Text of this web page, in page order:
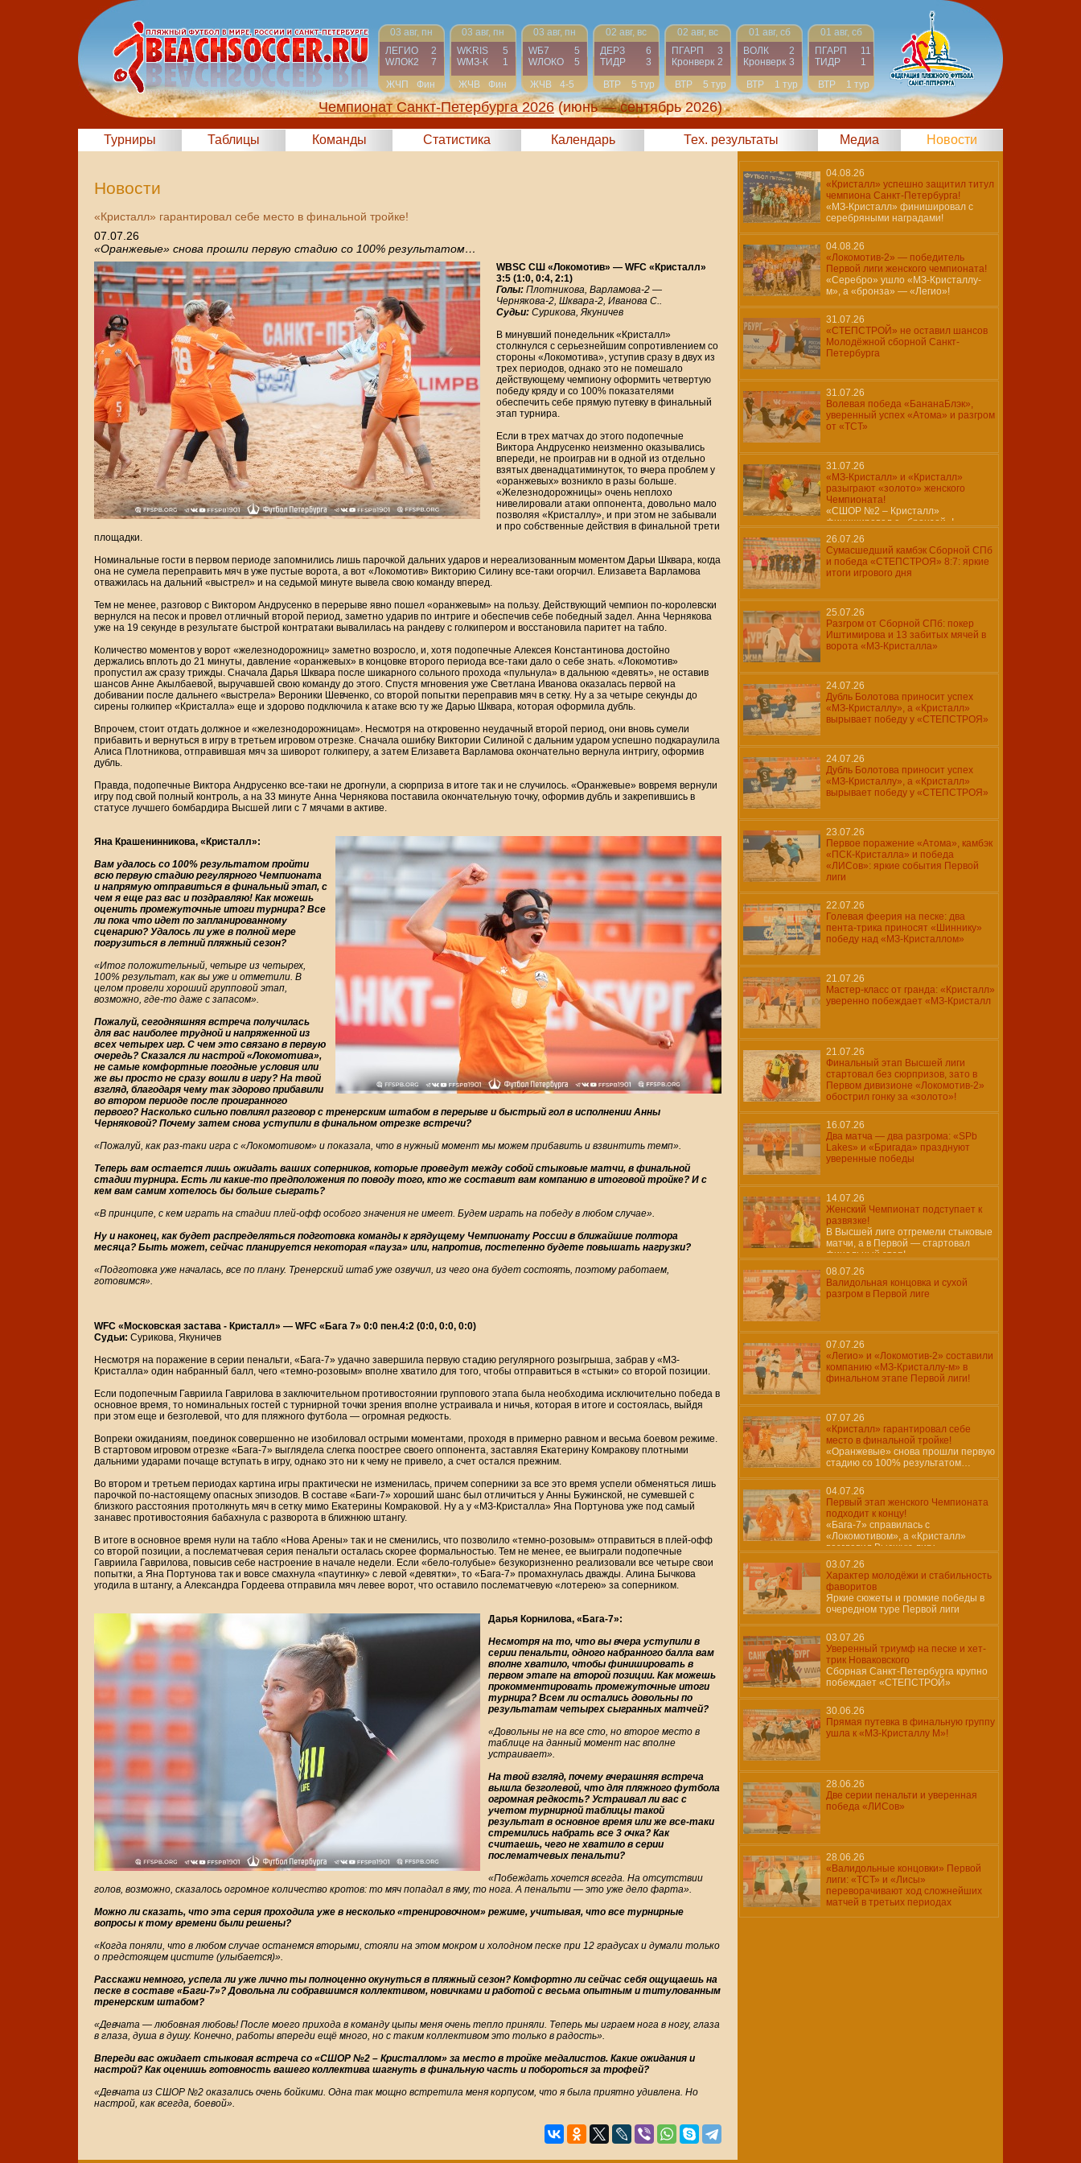
03 авг, пн
ЛЕГИО
2
WЛОК2
7
ЖЧП
Фин
03 авг, пн
WKRIS
5
WМЗ-К
1
ЖЧВ
Фин
03 авг, пн
WБ7
5
WЛОКО
5
ЖЧВ
4-5
02 авг, вс
ДЕРЗ
6
ТИДР
3
ВТР
5 тур
02 авг, вс
ПГАРП
3
Кронверк 2
ВТР
5 тур
01 авг, сб
ВОЛК
2
Кронверк 3
ВТР
1 тур
01 авг, сб
ПГАРП
11
ТИДР
1
ВТР
1 тур
Чемпионат Санкт-Петербурга 2026 (июнь — сентябрь 2026)
Турниры Таблицы Команды Статистика Календарь Тех. результаты Медиа Новости
Новости
«Кристалл» гарантировал себе место в финальной тройке!
07.07.26
«Оранжевые» снова прошли первую стадию со 100% результатом…
WBSC СШ «Локомотив» — WFC «Кристалл»
3:5 (1:0, 0:4, 2:1)
Голы: Плотникова, Варламова-2 —
Чернякова-2, Шквара-2, Иванова С..
Судьи: Сурикова, Якуничев
В минувший понедельник «Кристалл»
столкнулся с серьезнейшим сопротивлением со
стороны «Локомотива», уступив сразу в двух из
трех периодов, однако это не помешало
действующему чемпиону оформить четвертую
победу кряду и со 100% показателями
обеспечить себе прямую путевку в финальный
этап турнира.
Если в трех матчах до этого подопечные
Виктора Андрусенко неизменно оказывались
впереди, не проиграв ни в одной из отдельно
взятых двенадцатиминуток, то вчера проблем у
«оранжевых» возникло в разы больше.
«Железнодорожницы» очень неплохо
нивелировали атаки оппонента, довольно мало
позволяя «Кристаллу», и при этом не забывали
и про собственные действия в финальной трети
площадки.
Номинальные гости в первом периоде запомнились лишь парочкой дальних ударов и нереализованным моментом Дарьи Шквара, когда
она не сумела переправить мяч в уже пустые ворота, а вот «Локомотив» Викторию Силину все-таки огорчил. Елизавета Варламова
отважилась на дальний «выстрел» и на седьмой минуте вывела свою команду вперед.
Тем не менее, разговор с Виктором Андрусенко в перерыве явно пошел «оранжевым» на пользу. Действующий чемпион по-королевски
вернулся на песок и провел отличный второй период, заметно ударив по интриге и обеспечив себе победный задел. Анна Чернякова
уже на 19 секунде в результате быстрой контратаки вывалилась на рандеву с голкипером и восстановила паритет на табло.
Количество моментов у ворот «железнодорожниц» заметно возросло, и, хотя подопечные Алексея Константинова достойно
держались вплоть до 21 минуты, давление «оранжевых» в концовке второго периода все-таки дало о себе знать. «Локомотив»
пропустил аж сразу трижды. Сначала Дарья Шквара после шикарного сольного прохода «пульнула» в дальнюю «девять», не оставив
шансов Анне Акылбаевой, выручавшей свою команду до этого. Спустя мгновения уже Светлана Иванова оказалась первой на
добивании после дальнего «выстрела» Вероники Шевченко, со второй попытки переправив мяч в сетку. Ну а за четыре секунды до
сирены голкипер «Кристалла» еще и здорово подключила к атаке всю ту же Дарью Шквара, которая оформила дубль.
Впрочем, стоит отдать должное и «железнодорожницам». Несмотря на откровенно неудачный второй период, они вновь сумели
прибавить и вернуться в игру в третьем игровом отрезке. Сначала ошибку Виктории Силиной с дальним ударом успешно подкараулила
Алиса Плотникова, отправившая мяч за шиворот голкиперу, а затем Елизавета Варламова окончательно вернула интригу, оформив
дубль.
Правда, подопечные Виктора Андрусенко все-таки не дрогнули, а сюрприза в итоге так и не случилось. «Оранжевые» вовремя вернули
игру под свой полный контроль, а на 33 минуте Анна Чернякова поставила окончательную точку, оформив дубль и закрепившись в
статусе лучшего бомбардира Высшей лиги с 7 мячами в активе.
Яна Крашенинникова, «Кристалл»:
Вам удалось со 100% результатом пройти
всю первую стадию регулярного Чемпионата
и напрямую отправиться в финальный этап, с
чем я еще раз вас и поздравляю! Как можешь
оценить промежуточные итоги турнира? Все
ли пока что идет по запланированному
сценарию? Удалось ли уже в полной мере
погрузиться в летний пляжный сезон?
«Итог положительный, четыре из четырех,
100% результат, как вы уже и отметили. В
целом провели хороший групповой этап,
возможно, где-то даже с запасом».
Пожалуй, сегодняшняя встреча получилась
для вас наиболее трудной и напряженной из
всех четырех игр. С чем это связано в первую
очередь? Сказался ли настрой «Локомотива»,
не самые комфортные погодные условия или
же вы просто не сразу вошли в игру? На твой
взгляд, благодаря чему так здорово прибавили
во втором периоде после проигранного
первого? Насколько сильно повлиял разговор с тренерским штабом в перерыве и быстрый гол в исполнении Анны
Черняковой? Почему затем снова уступили в финальном отрезке встречи?
«Пожалуй, как раз-таки игра с «Локомотивом» и показала, что в нужный момент мы можем прибавить и взвинтить темп».
Теперь вам остается лишь ожидать ваших соперников, которые проведут между собой стыковые матчи, в финальной
стадии турнира. Есть ли какие-то предположения по поводу того, кто же составит вам компанию в итоговой тройке? И с
кем вам самим хотелось бы больше сыграть?
«В принципе, с кем играть на стадии плей-офф особого значения не имеет. Будем играть на победу в любом случае».
Ну и наконец, как будет распределяться подготовка команды к грядущему Чемпионату России в ближайшие полтора
месяца? Быть может, сейчас планируется некоторая «пауза» или, напротив, постепенно будете повышать нагрузки?
«Подготовка уже началась, все по плану. Тренерский штаб уже озвучил, из чего она будет состоять, поэтому работаем,
готовимся».
WFC «Московская застава - Кристалл» — WFC «Бага 7» 0:0 пен.4:2 (0:0, 0:0, 0:0)
Судьи: Сурикова, Якуничев
Несмотря на поражение в серии пенальти, «Бага-7» удачно завершила первую стадию регулярного розыгрыша, забрав у «МЗ-
Кристалла» один набранный балл, чего «темно-розовым» вполне хватило для того, чтобы отправиться в «стыки» со второй позиции.
Если подопечным Гавриила Гаврилова в заключительном противостоянии группового этапа была необходима исключительно победа в
основное время, то номинальных гостей с турнирной точки зрения вполне устраивала и ничья, которая в итоге и состоялась, выйдя
при этом еще и безголевой, что для пляжного футбола — огромная редкость.
Вопреки ожиданиям, поединок совершенно не изобиловал острыми моментами, проходя в примерно равном и весьма боевом режиме.
В стартовом игровом отрезке «Бага-7» выглядела слегка поострее своего оппонента, заставляя Екатерину Комракову плотными
дальними ударами почаще вступать в игру, однако это ни к чему не привело, а счет остался прежним.
Во втором и третьем периодах картина игры практически не изменилась, причем соперники за все это время успели обменяться лишь
парочкой по-настоящему опасных эпизодов. В составе «Баги-7» хороший шанс был отличиться у Анны Бужинской, не сумевшей с
близкого расстояния протолкнуть мяч в сетку мимо Екатерины Комраковой. Ну а у «МЗ-Кристалла» Яна Портунова уже под самый
занавес противостояния бабахнула с разворота в ближнюю штангу.
В итоге в основное время нули на табло «Нова Арены» так и не сменились, что позволило «темно-розовым» отправиться в плей-офф
со второй позиции, а послематчевая серия пенальти осталась скорее формальностью. Тем не менее, ее выиграли подопечные
Гавриила Гаврилова, повысив себе настроение в начале недели. Если «бело-голубые» безукоризненно реализовали все четыре свои
попытки, а Яна Портунова так и вовсе смахнула «паутинку» с левой «девятки», то «Бага-7» промахнулась дважды. Алина Бычкова
угодила в штангу, а Александра Гордеева отправила мяч левее ворот, что оставило послематчевую «лотерею» за соперником.
Дарья Корнилова, «Бага-7»:
Несмотря на то, что вы вчера уступили в
серии пенальти, одного набранного балла вам
вполне хватило, чтобы финишировать в
первом этапе на второй позиции. Как можешь
прокомментировать промежуточные итоги
турнира? Всем ли остались довольны по
результатам четырех сыгранных матчей?
«Довольны не на все сто, но второе место в
таблице на данный момент нас вполне
устраивает».
На твой взгляд, почему вчерашняя встреча
вышла безголевой, что для пляжного футбола
огромная редкость? Устраивал ли вас с
учетом турнирной таблицы такой
результат в основное время или же все-таки
стремились набрать все 3 очка? Как
считаешь, чего не хватило в серии
послематчевых пенальти?
«Побеждать хочется всегда. На отсутствии
голов, возможно, сказалось огромное количество кротов: то мяч попадал в яму, то нога. А пенальти — это уже дело фарта».
Можно ли сказать, что эта серия проходила уже в несколько «тренировочном» режиме, учитывая, что все турнирные
вопросы к тому времени были решены?
«Когда поняли, что в любом случае останемся вторыми, стояли на этом мокром и холодном песке при 12 градусах и думали только
о предстоящем цистите (улыбается)».
Расскажи немного, успела ли уже лично ты полноценно окунуться в пляжный сезон? Комфортно ли сейчас себя ощущаешь на
песке в составе «Баги-7»? Довольна ли собравшимся коллективом, новичками и работой с весьма опытным и титулованным
тренерским штабом?
«Девчата — любовная любовь! После моего прихода в команду цыпы меня очень тепло приняли. Теперь мы играем нога в ногу, глаза
в глаза, душа в душу. Конечно, работы впереди ещё много, но с таким коллективом это только в радость».
Впереди вас ожидает стыковая встреча со «СШОР №2 – Кристаллом» за место в тройке медалистов. Какие ожидания и
настрой? Как оценишь готовность вашего коллектива шагнуть в финальную часть и побороться за трофей?
«Девчата из СШОР №2 оказались очень бойкими. Одна так мощно встретила меня корпусом, что я была приятно удивлена. Но
настрой, как всегда, боевой».
04.08.26
«Кристалл» успешно защитил титул
чемпиона Санкт-Петербурга!
«МЗ-Кристалл» финишировал с
серебряными наградами!
04.08.26
«Локомотив-2» — победитель
Первой лиги женского чемпионата!
«Серебро» ушло «МЗ-Кристаллу-
м», а «бронза» — «Легио»!
31.07.26
«СТЕПСТРОЙ» не оставил шансов
Молодёжной сборной Санкт-
Петербурга
31.07.26
Волевая победа «БананаБлэк»,
уверенный успех «Атома» и разгром
от «ТСТ»
31.07.26
«МЗ-Кристалл» и «Кристалл»
разыграют «золото» женского
Чемпионата!
«СШОР №2 – Кристалл»
финишировал с «бронзой»!
26.07.26
Сумасшедший камбэк Сборной СПб
и победа «СТЕПСТРОЯ» 8:7: яркие
итоги игрового дня
25.07.26
Разгром от Сборной СПб: покер
Иштимирова и 13 забитых мячей в
ворота «МЗ-Кристалла»
24.07.26
Дубль Болотова приносит успех
«МЗ-Кристаллу», а «Кристалл»
вырывает победу у «СТЕПСТРОЯ»
24.07.26
Дубль Болотова приносит успех
«МЗ-Кристаллу», а «Кристалл»
вырывает победу у «СТЕПСТРОЯ»
23.07.26
Первое поражение «Атома», камбэк
«ПСК-Кристалла» и победа
«ЛИСов»: яркие события Первой
лиги
22.07.26
Голевая феерия на песке: два
пента-трика приносят «Шиннику»
победу над «МЗ-Кристаллом»
21.07.26
Мастер-класс от гранда: «Кристалл»
уверенно побеждает «МЗ-Кристалл
21.07.26
Финальный этап Высшей лиги
стартовал без сюрпризов, зато в
Первом дивизионе «Локомотив-2»
обострил гонку за «золото»!
16.07.26
Два матча — два разгрома: «SPb
Lakes» и «Бригада» празднуют
уверенные победы
14.07.26
Женский Чемпионат подступает к
развязке!
В Высшей лиге отгремели стыковые
матчи, а в Первой — стартовал
финальный этап!
08.07.26
Валидольная концовка и сухой
разгром в Первой лиге
07.07.26
«Легио» и «Локомотив-2» составили
компанию «МЗ-Кристаллу-м» в
финальном этапе Первой лиги!
07.07.26
«Кристалл» гарантировал себе
место в финальной тройке!
«Оранжевые» снова прошли первую
стадию со 100% результатом…
04.07.26
Первый этап женского Чемпионата
подходит к концу!
«Бага-7» справилась с
«Локомотивом», а «Кристалл»
возглавил Высшую лигу
03.07.26
Характер молодёжи и стабильность
фаворитов
Яркие сюжеты и громкие победы в
очередном туре Первой лиги
03.07.26
Уверенный триумф на песке и хет-
трик Новаковского
Сборная Санкт-Петербурга крупно
побеждает «СТЕПСТРОЙ»
30.06.26
Прямая путевка в финальную группу
ушла к «МЗ-Кристаллу М»!
28.06.26
Две серии пенальти и уверенная
победа «ЛИСов»
28.06.26
«Валидольные концовки» Первой
лиги: «ТСТ» и «Лисы»
переворачивают ход сложнейших
матчей в третьих периодах